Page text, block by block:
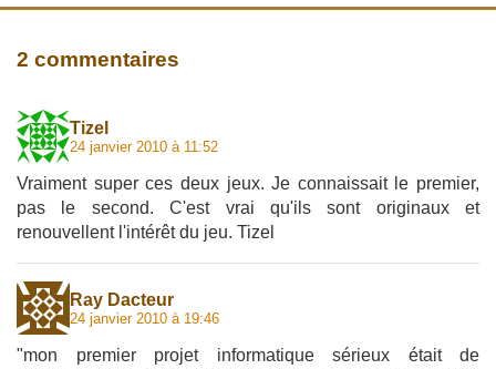
2 commentaires
Tizel
24 janvier 2010 à 11:52
Vraiment super ces deux jeux. Je connaissait le premier,
pas le second. C'est vrai qu'ils sont originaux et
renouvellent l'intérêt du jeu. Tizel
Ray Dacteur
24 janvier 2010 à 19:46
"mon premier projet informatique sérieux était de